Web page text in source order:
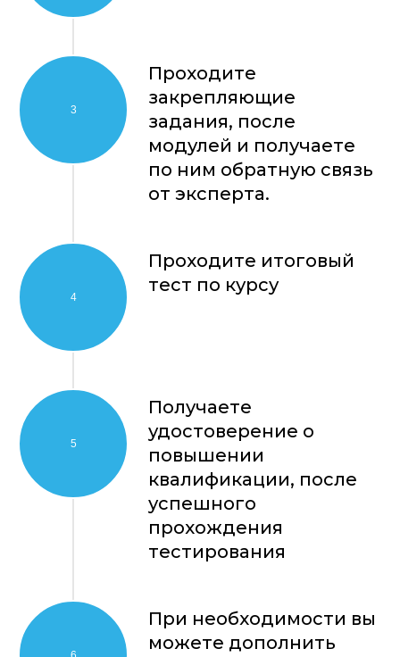
Проходите
закрепляющие
задания, после
модулей и получаете
по ним обратную связь
от эксперта.
Проходите итоговый
тест по курсу
Получаете
удостоверение о
повышении
квалификации, после
успешного
прохождения
тестирования
При необходимости вы
можете дополнить